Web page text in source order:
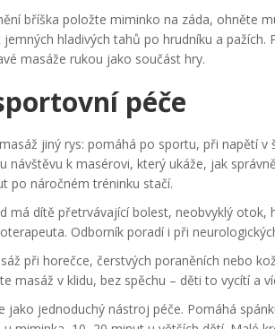
bříška položte miminko na záda, ohněte
hladivých tahů po hrudníku a
masáže rukou jako součást hry.
péče
jiný rys: pomáhá po sportu, při napětí
návštěvu k masérovi, který ukáže, jak
po náročném tréninku stačí.
má dítě přetrvávající bolest, neobvyklý
Odborník poradí i při
při horečce, čerstvých poraněních nebo
masáž v klidu, bez spěchu – děti to vycítí a
jako jednoduchý nástroj péče. Pomáhá